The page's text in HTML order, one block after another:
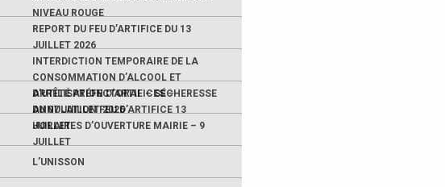
NIVEAU ROUGE
REPORT DU FEU D’ARTIFICE DU 13
JUILLET 2026
INTERDICTION TEMPORAIRE DE LA
CONSOMMATION D’ALCOOL ET
D’UTILISATION D’ARTIFICES –
ANNULATION FEU D’ARTIFICE 13
JUILLET
ARRÊTÉ PRÉFECTORAL – SÉCHERESSE
DU 07 JUILLET 2026
HORAIRES D’OUVERTURE MAIRIE – 9
JUILLET
L’UNISSON